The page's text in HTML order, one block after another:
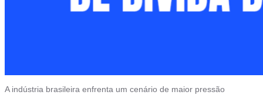
A indústria brasileira enfrenta um cenário de maior pressão